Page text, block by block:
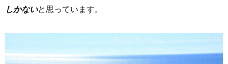
しかないと思っています。